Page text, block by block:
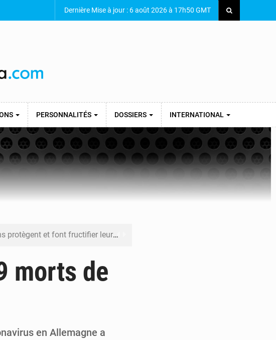
Dernière Mise à jour : 6 août 2026 à 17h50 GMT
PERSONNALITÉS DOSSIERS INTERNATIONAL
et font fructifier leur argent avec l’USDT
militaire après 200 jours d’opacité
imminente du boulevard Étienne Tshisekedi
morts de
en Allemagne a